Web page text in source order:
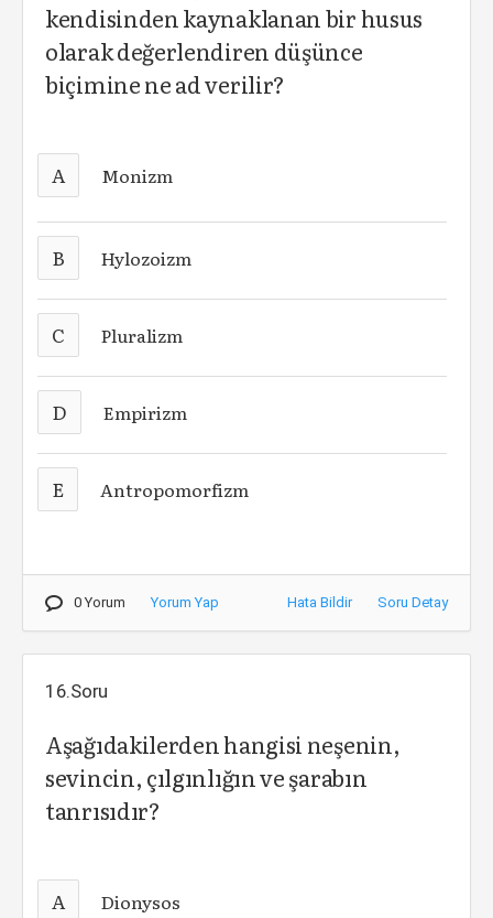
kendisinden kaynaklanan bir husus
olarak değerlendiren düşünce
biçimine ne ad verilir?
A Monizm
B Hylozoizm
C Pluralizm
D Empirizm
E Antropomorfizm
0 Yorum Yorum Yap Hata Bildir Soru Detay
16.Soru
Aşağıdakilerden hangisi neşenin,
sevincin, çılgınlığın ve şarabın
tanrısıdır?
A Dionysos